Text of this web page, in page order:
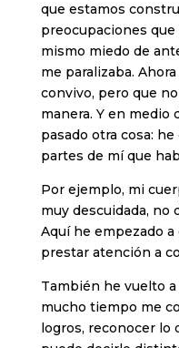
que estamos
preocupaciones que
mismo miedo de
me paralizaba.
convivo, pero que
manera. Y en medio
pasado otra cosa:
partes de mí que
Por ejemplo, mi
muy descuidada, no
Aquí he empezado a
prestar atención a
También he vuelto
mucho tiempo me
logros, reconocer lo